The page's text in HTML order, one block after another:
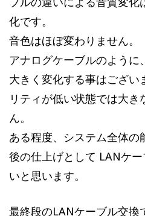
化です。
音色はほぼ変わりません。
アナログケーブルのよう
大きく変化する事はござい
リティが低い状態では大
ん。
ある程度、システム全体の
後の仕上げとして LANケ
いと思います。
最終段のLANケーブル交換